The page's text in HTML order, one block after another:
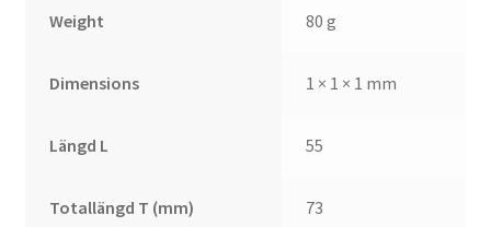
Weight 80 g
Dimensions 1 × 1 × 1 mm
Längd L 55
Totallängd T (mm) 73